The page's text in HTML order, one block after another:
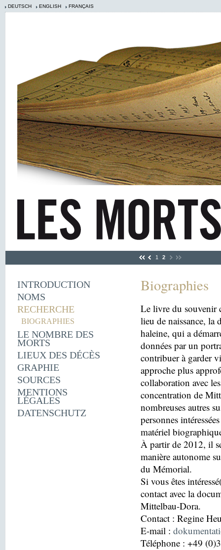
DEUTSCH ENGLISH FRANÇAIS
1 2
INTRODUCTION
NOMS
RECHERCHE
BIOGRAPHIES
LE NOMBRE DES
MORTS
LIEUX DES DÉCÈS
GRAPHIE
SOURCES
MENTIONS
LÉGALES
DATENSCHUTZ
Biographies
Le livre du souvenir
lieu de naissance, la
haleine, qui a
données par un
contribuer à garder
approche plus
collaboration avec
concentration de
nombreuses autres
personnes
matériel
À partir de 2012, il
manière autonome
du Mémorial.
Si vous êtes
contact avec la
Mittelbau-Dora.
Contact : Regine
E-mail :
Téléphone : +49